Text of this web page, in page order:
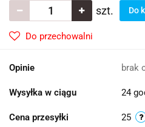
szt. Do
Do przechowalni
Opinie brak
Wysyłka w ciągu 24
Cena przesyłki 25